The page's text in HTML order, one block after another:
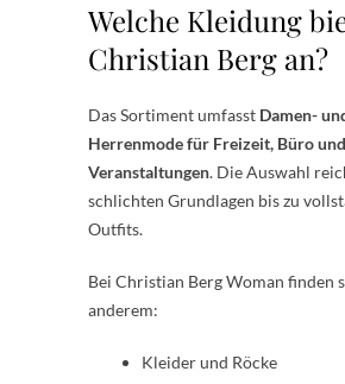
Welche Kleidung
Christian Berg an?
Das Sortiment umfasst Damen-
Herrenmode für Freizeit, Büro und
Veranstaltungen. Die Auswahl
schlichten Grundlagen bis zu
Outfits.
Bei Christian Berg Woman finden
anderem:
Kleider und Röcke